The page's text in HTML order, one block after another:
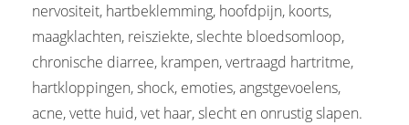
nervositeit, hartbeklemming, hoofdpijn, koorts,
maagklachten, reisziekte, slechte bloedsomloop,
chronische diarree, krampen, vertraagd hartritme,
hartkloppingen, shock, emoties, angstgevoelens,
acne, vette huid, vet haar, slecht en onrustig slapen.